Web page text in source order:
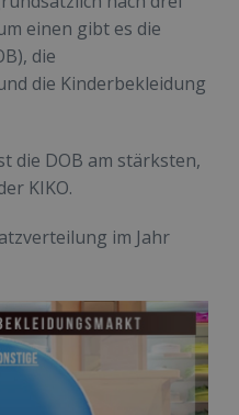
einen gibt es die
die
die Kinderbekleidung
die DOB am stärksten,
KIKO.
im Jahr